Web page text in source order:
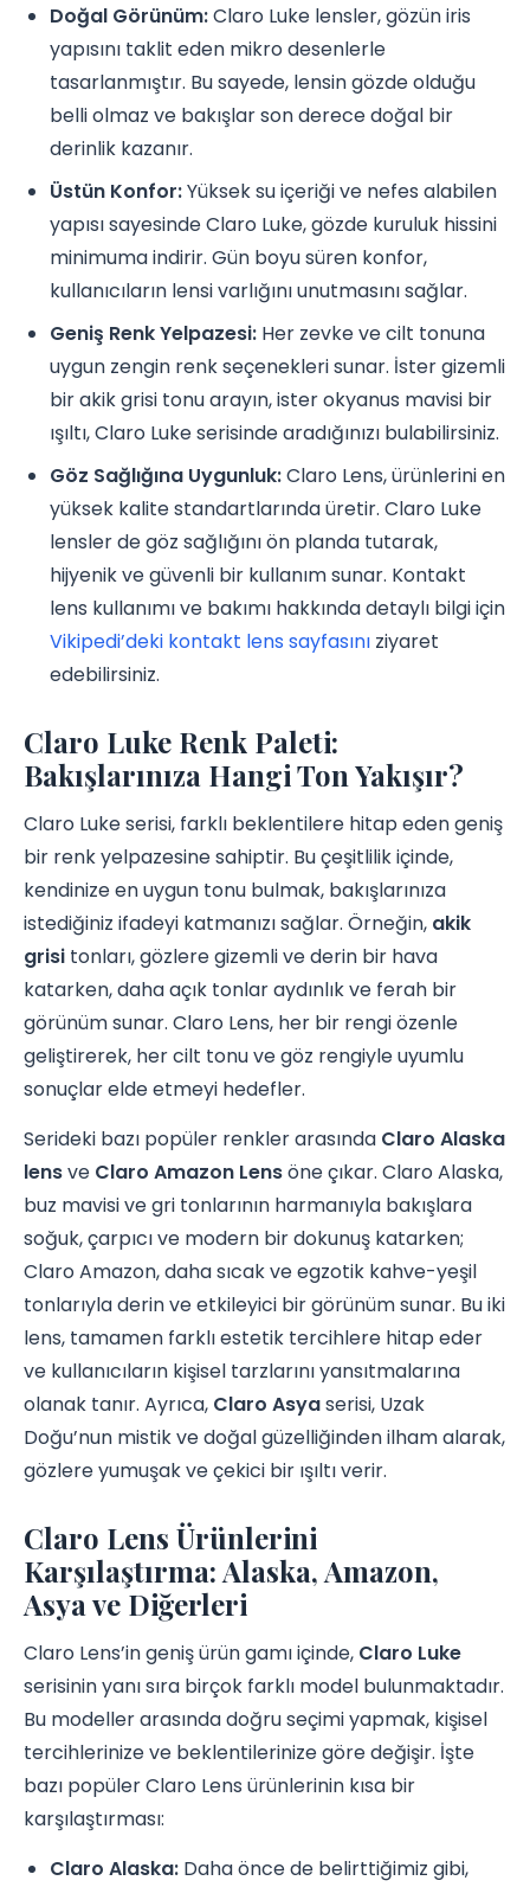
Doğal Görünüm:Claro Luke lensler, gözün iris
yapısını taklit eden mikro desenlerle
tasarlanmıştır. Bu sayede, lensin gözde olduğu
belli olmaz ve bakışlar son derece doğal bir
derinlik kazanır.
Üstün Konfor:Yüksek su içeriği ve nefes alabilen
yapısı sayesinde Claro Luke, gözde kuruluk hissini
minimuma indirir. Gün boyu süren konfor,
kullanıcıların lensi varlığını unutmasını sağlar.
Geniş Renk Yelpazesi: Her zevke ve cilt tonuna
uygun zengin renk seçenekleri sunar. İster gizemli
bir akik grisi tonu arayın, ister okyanus mavisi bir
ışıltı, Claro Luke serisinde aradığınızı bulabilirsiniz.
Göz Sağlığına Uygunluk:Claro Lens, ürünlerini en
yüksek kalite standartlarında üretir. Claro Luke
lensler de göz sağlığını ön planda tutarak,
hijyenik ve güvenli bir kullanım sunar. Kontakt
lens kullanımı ve bakımı hakkında detaylı bilgi için
Vikipedi’deki kontakt lens sayfasını ziyaret
edebilirsiniz.
Claro Luke Renk Paleti:
Bakışlarınıza Hangi Ton Yakışır?
Claro Luke serisi, farklı beklentilere hitap eden geniş
bir renk yelpazesine sahiptir. Bu çeşitlilik içinde,
kendinize en uygun tonu bulmak, bakışlarınıza
istediğiniz ifadeyi katmanızı sağlar. Örneğin, akik
grisi tonları, gözlere gizemli ve derin bir hava
katarken, daha açık tonlar aydınlık ve ferah bir
görünüm sunar. Claro Lens, her bir rengi özenle
geliştirerek, her cilt tonu ve göz rengiyle uyumlu
sonuçlar elde etmeyi hedefler.
Serideki bazı popüler renkler arasında Claro Alaska
lensve Claro Amazon Lensöne çıkar. Claro Alaska,
buz mavisi ve gri tonlarının harmanıyla bakışlara
soğuk, çarpıcı ve modern bir dokunuş katarken;
Claro Amazon, daha sıcak ve egzotik kahve-yeşil
tonlarıyla derin ve etkileyici bir görünüm sunar. Bu iki
lens, tamamen farklı estetik tercihlere hitap eder
ve kullanıcıların kişisel tarzlarını yansıtmalarına
olanak tanır. Ayrıca, Claro Asyaserisi, Uzak
Doğu’nun mistik ve doğal güzelliğinden ilham alarak,
gözlere yumuşak ve çekici bir ışıltı verir.
Claro Lens Ürünlerini
Karşılaştırma: Alaska, Amazon,
Asya ve Diğerleri
Claro Lens’in geniş ürün gamı içinde, Claro Luke
serisinin yanı sıra birçok farklı model bulunmaktadır.
Bu modeller arasında doğru seçimi yapmak, kişisel
tercihlerinize ve beklentilerinize göre değişir. İşte
bazı popüler Claro Lens ürünlerinin kısa bir
karşılaştırması:
Claro Alaska: Daha önce de belirttiğimiz gibi,